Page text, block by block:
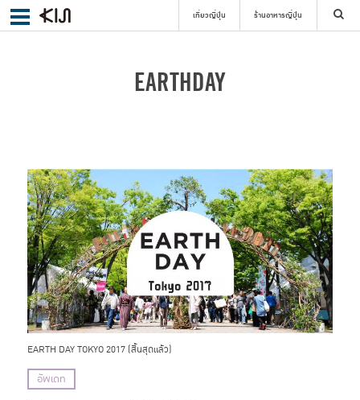
เที่ยวญี่ปุ่น ร้านอาหารญี่ปุ่น
ค้นหา
EARTHDAY
EARTH DAY TOKYO 2017 (สิ้นสุดแล้ว)
อัพเดท